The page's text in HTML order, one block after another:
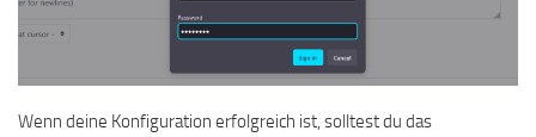
Wenn deine Konfiguration erfolgreich ist, solltest du das